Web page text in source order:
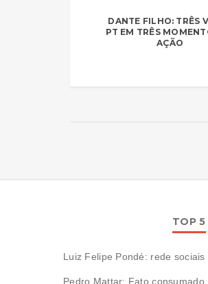
DANTE FILHO: TRÊS
PT EM TRÊS
AÇÃO
TOP 5
Luiz Felipe Pondé: rede
Pedro Mattar: Fato consumado